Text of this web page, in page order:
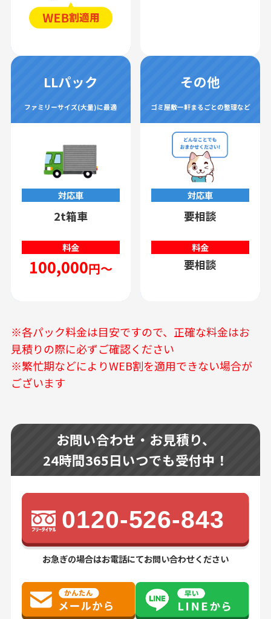
LLパック
ファミリーサイズ(大量)に最適
対応車
2t箱車
料金
100,000円～
その他
ゴミ屋敷一軒まるごとの整理など
対応車
要相談
料金
要相談
※各パック料金は目安ですので、正確な料金はお
見積りの際に必ずご確認ください
※繁忙期などによりWEB割を適用できない場合が
ございます
お問い合わせ・お見積り、
24時間365日いつでも受付中！
0120-526-843
お急ぎの場合はお電話にてお問い合わせください